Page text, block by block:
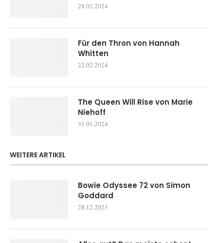
28.02.2024
Für den Thron von Hannah
Whitten
22.02.2024
The Queen Will Rise von Marie
Niehoff
31.01.2024
WEITERE ARTIKEL
Bowie Odyssee 72 von Simon
Goddard
28.12.2023